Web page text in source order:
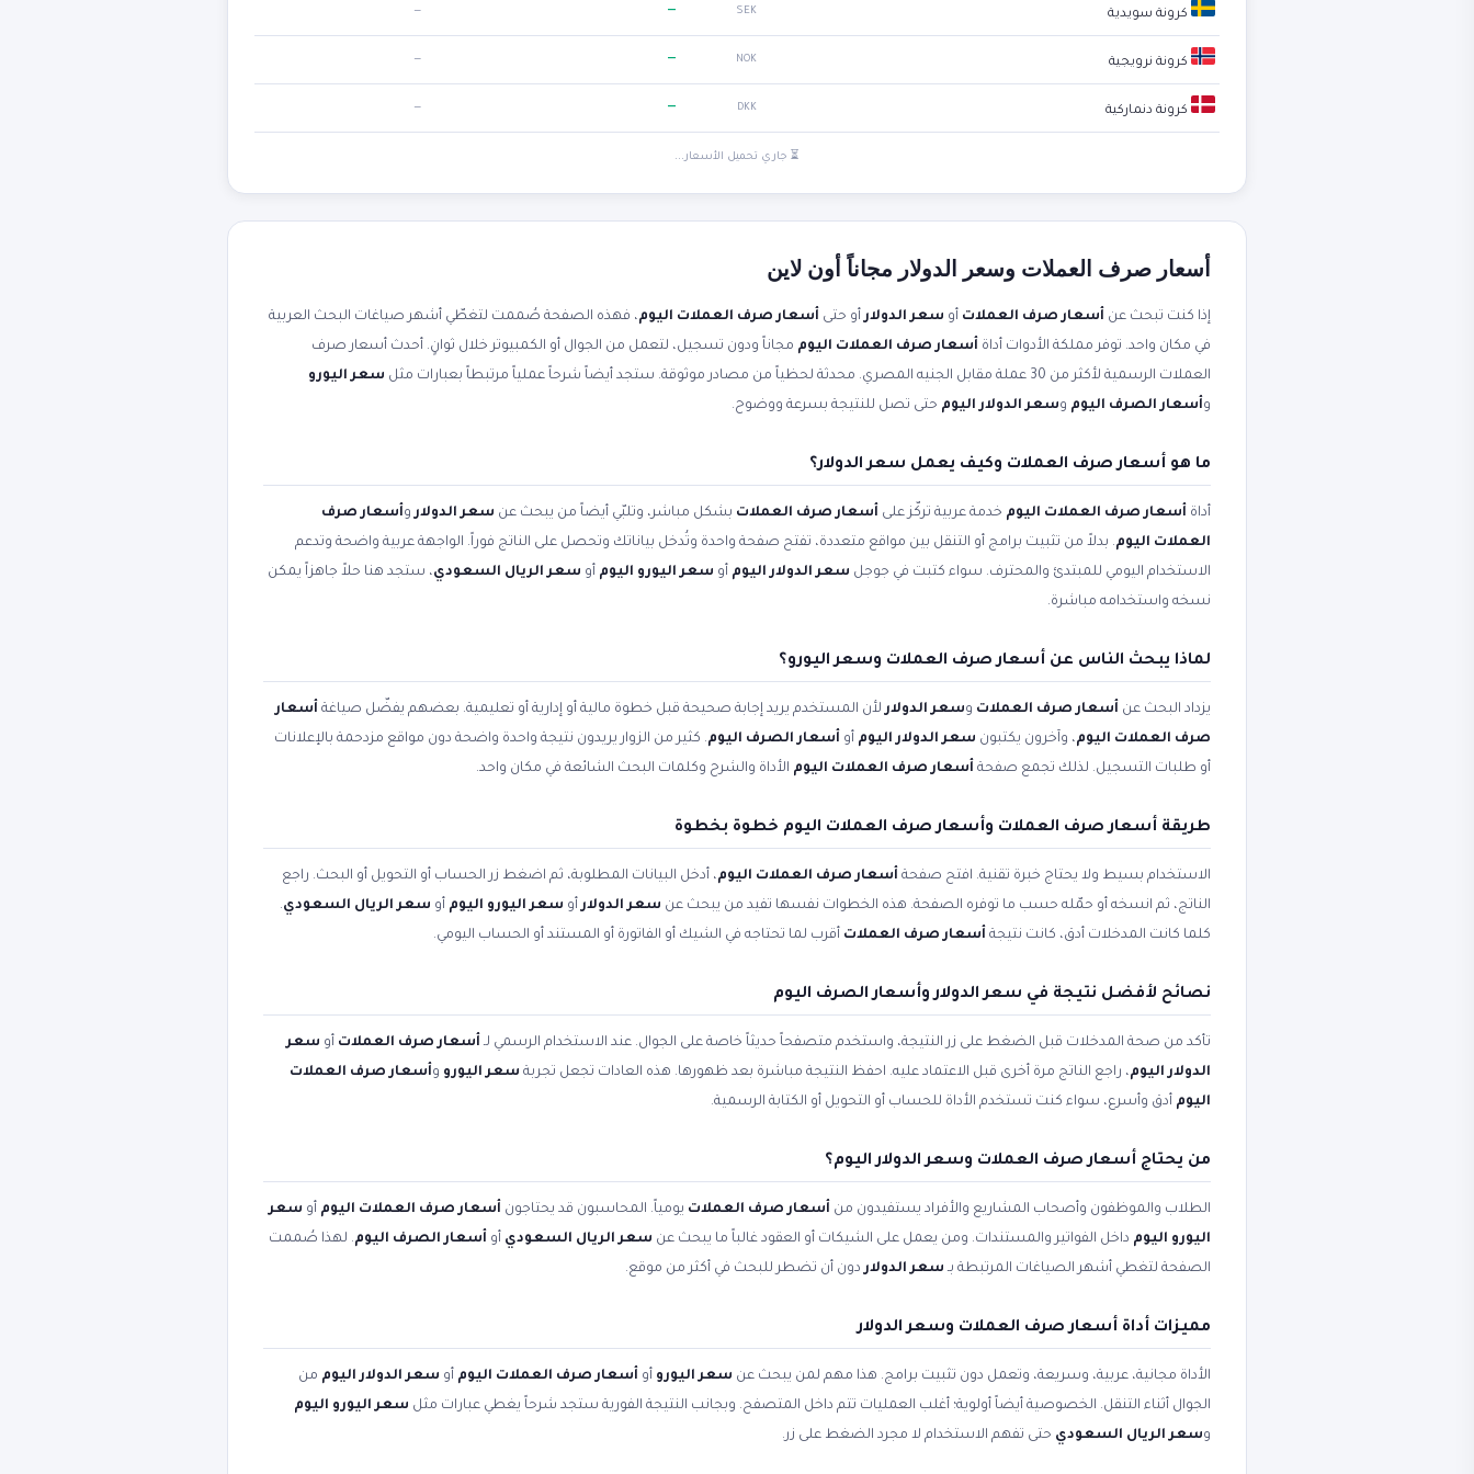
كرونة سويدية SEK
—
—
كرونة نرويجية NOK
—
—
كرونة دنماركية DKK
—
—
⏳ جاري تحميل الأسعار...
أسعار صرف العملات وسعر الدولار مجاناً أون لاين
إذا كنت تبحث عن أسعار صرف العملات أو سعر الدولارأو حتى أسعار صرف العملات اليوم، فهذه الصفحة صُممت لتغطّي أشهر صياغات البحث العربية
في مكان واحد. توفر مملكة الأدوات أداة أسعار صرف العملات اليوم مجاناً ودون تسجيل، لتعمل من الجوال أو الكمبيوتر خلال ثوانٍ. أحدث أسعار صرف
العملات الرسمية لأكثر من 30 عملة مقابل الجنيه المصري. محدثة لحظياً من مصادر موثوقة. ستجد أيضاً شرحاً عملياً مرتبطاً بعبارات مثل
سعر اليورو
وأسعار الصرف اليوم وسعر الدولار اليوم حتى تصل للنتيجة بسرعة ووضوح.
ما هو أسعار صرف العملات وكيف يعمل سعر الدولار؟
أداة أسعار صرف العملات اليوم خدمة عربية تركّز على أسعار صرف العملات بشكل مباشر، وتلبّي أيضاً من يبحث عن سعر الدولاروأسعار صرف
العملات اليوم. بدلاً من تثبيت برامج أو التنقل بين مواقع متعددة، تفتح صفحة واحدة وتُدخل بياناتك وتحصل على الناتج فوراً. الواجهة عربية واضحة وتدعم
الاستخدام اليومي للمبتدئ والمحترف. سواء كتبت في جوجل سعر الدولار اليوم أو سعر اليورو اليوم أو سعر الريال السعودي، ستجد هنا حلاً جاهزاً يمكن
نسخه واستخدامه مباشرة.
لماذا يبحث الناس عن أسعار صرف العملات وسعر اليورو؟
يزداد البحث عن أسعار صرف العملات وسعر الدولارلأن المستخدم يريد إجابة صحيحة قبل خطوة مالية أو إدارية أو تعليمية. بعضهم يفضّل صياغة أسعار
صرف العملات اليوم، وآخرون يكتبون سعر الدولار اليوم أو أسعار الصرف اليوم. كثير من الزوار يريدون نتيجة واحدة واضحة دون مواقع مزدحمة بالإعلانات
أو طلبات التسجيل. لذلك تجمع صفحة أسعار صرف العملات اليوم الأداة والشرح وكلمات البحث الشائعة في مكان واحد.
طريقة أسعار صرف العملات وأسعار صرف العملات اليوم خطوة بخطوة
الاستخدام بسيط ولا يحتاج خبرة تقنية. افتح صفحة أسعار صرف العملات اليوم، أدخل البيانات المطلوبة، ثم اضغط زر الحساب أو التحويل أو البحث. راجع
الناتج، ثم انسخه أو حمّله حسب ما توفره الصفحة. هذه الخطوات نفسها تفيد من يبحث عن سعر الدولارأو سعر اليورو اليوم أو سعر الريال السعودي.
كلما كانت المدخلات أدق، كانت نتيجة أسعار صرف العملات أقرب لما تحتاجه في الشيك أو الفاتورة أو المستند أو الحساب اليومي.
نصائح لأفضل نتيجة في سعر الدولار وأسعار الصرف اليوم
تأكد من صحة المدخلات قبل الضغط على زر النتيجة، واستخدم متصفحاً حديثاً خاصة على الجوال. عند الاستخدام الرسمي لـ أسعار صرف العملات أو سعر
الدولار اليوم، راجع الناتج مرة أخرى قبل الاعتماد عليه. احفظ النتيجة مباشرة بعد ظهورها. هذه العادات تجعل تجربة سعر اليورو وأسعار صرف العملات
اليوم أدق وأسرع، سواء كنت تستخدم الأداة للحساب أو التحويل أو الكتابة الرسمية.
من يحتاج أسعار صرف العملات وسعر الدولار اليوم؟
الطلاب والموظفون وأصحاب المشاريع والأفراد يستفيدون من أسعار صرف العملات يومياً. المحاسبون قد يحتاجون أسعار صرف العملات اليوم أو سعر
اليورو اليوم داخل الفواتير والمستندات. ومن يعمل على الشيكات أو العقود غالباً ما يبحث عن سعر الريال السعودي أو أسعار الصرف اليوم. لهذا صُممت
الصفحة لتغطي أشهر الصياغات المرتبطة بـ سعر الدولاردون أن تضطر للبحث في أكثر من موقع.
مميزات أداة أسعار صرف العملات وسعر الدولار
الأداة مجانية، عربية، وسريعة، وتعمل دون تثبيت برامج. هذا مهم لمن يبحث عن سعر اليورو أو أسعار صرف العملات اليوم أو سعر الدولار اليوم من
الجوال أثناء التنقل. الخصوصية أيضاً أولوية؛ أغلب العمليات تتم داخل المتصفح. وبجانب النتيجة الفورية ستجد شرحاً يغطي عبارات مثل سعر اليورو اليوم
وسعر الريال السعودي حتى تفهم الاستخدام لا مجرد الضغط على زر.